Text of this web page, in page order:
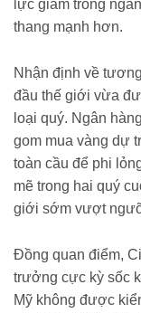
lực giảm trong
thang mạnh hơn.
Nhận định về
đầu thế giới vừa
loại quý. Ngân
gom mua vàng dự
toàn cầu để phi
mẽ trong hai quý
giới sớm vượt
Đồng quan điểm,
trưởng cực kỳ sốc
Mỹ không được